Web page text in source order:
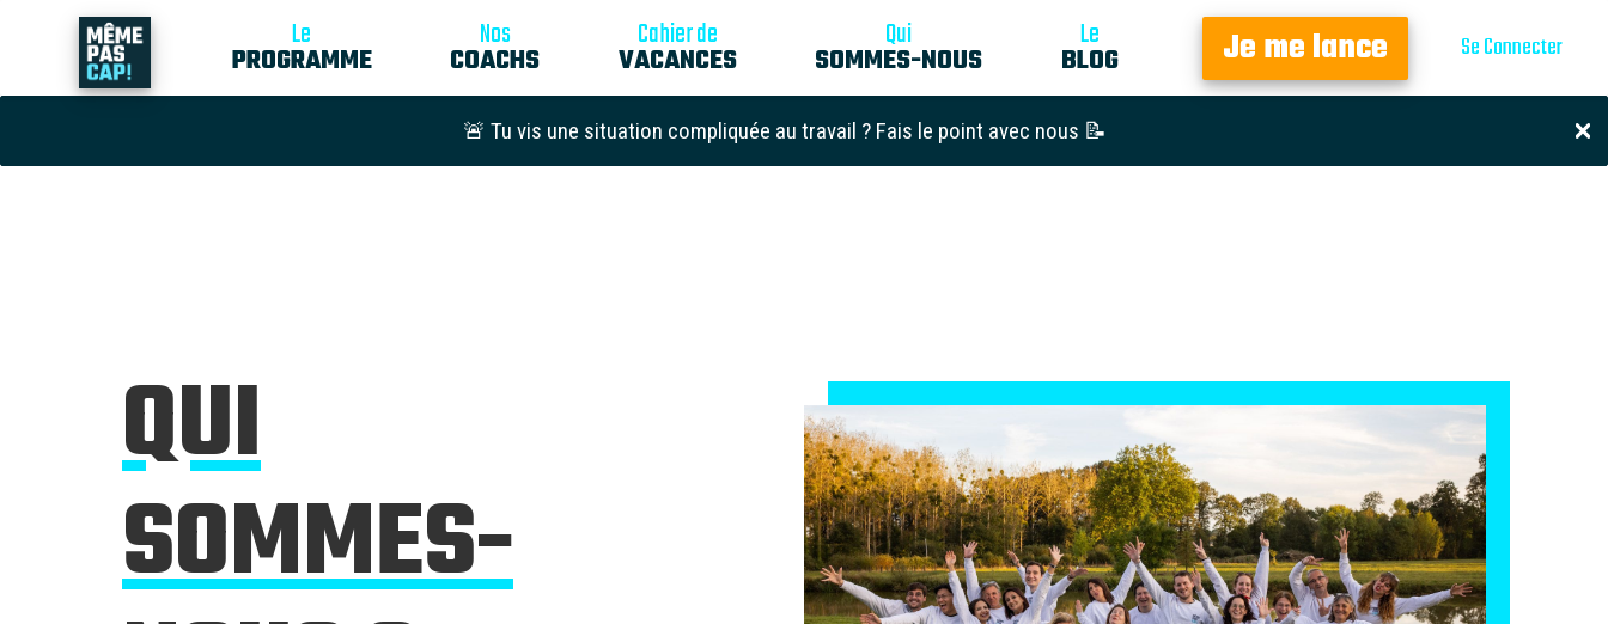
Le
PROGRAMME
Nos
COACHS
Cahier de
VACANCES
Qui
SOMMES-NOUS
Le
BLOG Je me lance Se Connecter
🚨 Tu vis une situation compliquée au travail ? Fais le point avec nous 📝
QUI
SOMMES-